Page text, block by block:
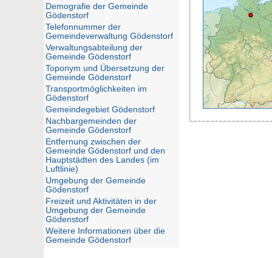
Demografie der Gemeinde
Gödenstorf
Telefonnummer der
Gemeindeverwaltung Gödenstorf
Verwaltungsabteilung der
Gemeinde Gödenstorf
Toponym und Übersetzung der
Gemeinde Gödenstorf
Transportmöglichkeiten im
Gödenstorf
Gemeindegebiet Gödenstorf
Nachbargemeinden der
Gemeinde Gödenstorf
Entfernung zwischen der
Gemeinde Gödenstorf und den
Hauptstädten des Landes (im
Luftlinie)
Umgebung der Gemeinde
Gödenstorf
Freizeit und Aktivitäten in der
Umgebung der Gemeinde
Gödenstorf
Weitere Informationen über die
Gemeinde Gödenstorf